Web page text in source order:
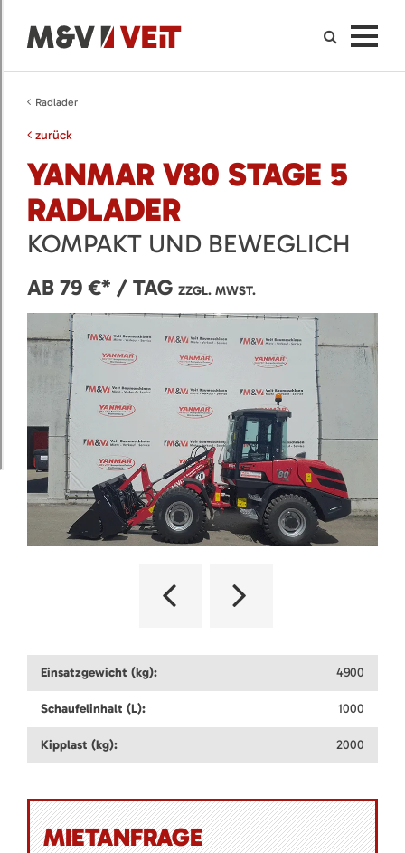
Radlader
zurück
YANMAR V80 STAGE 5
RADLADER
KOMPAKT UND BEWEGLICH
AB 79 €* / TAG ZZGL. MWST.
Einsatzgewicht (kg): 4900
Schaufelinhalt (L): 1000
Kipplast (kg): 2000
MIETANFRAGE